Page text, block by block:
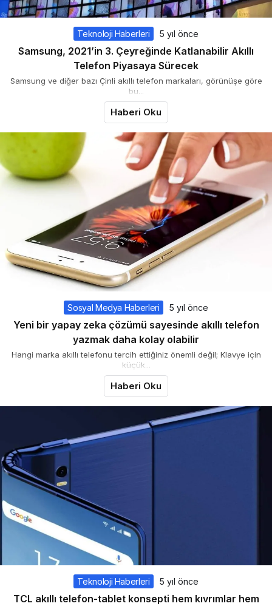
Teknoloji Haberleri 5 yıl önce
Samsung, 2021’in 3. Çeyreğinde Katlanabilir Akıllı
Telefon Piyasaya Sürecek
Samsung ve diğer bazı Çinli akıllı telefon markaları, görünüşe göre
bu...
Haberi Oku
Sosyal Medya Haberleri 5 yıl önce
Yeni bir yapay zeka çözümü sayesinde akıllı telefon
yazmak daha kolay olabilir
Hangi marka akıllı telefonu tercih ettiğiniz önemli değil; Klavye için
küçük...
Haberi Oku
Teknoloji Haberleri 5 yıl önce
TCL akıllı telefon-tablet konsepti hem kıvrımlar hem